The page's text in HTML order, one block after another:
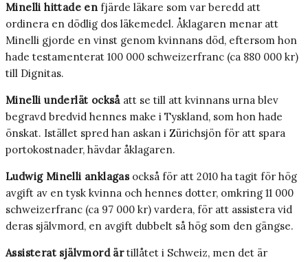
Minelli hittade en fjärde läkare som var beredd att
ordinera en dödlig dos läkemedel. Åklagaren menar att
Minelli gjorde en vinst genom kvinnans död, eftersom hon
hade testamenterat 100 000 schweizerfranc (ca 880 000 kr)
till Dignitas.
Minelli underlät ocksåatt se till att kvinnans urna blev
begravd bredvid hennes make i Tyskland, som hon hade
önskat. Istället spred han askan i Zürichsjön för att spara
portokostnader, hävdar åklagaren.
Ludwig Minelli anklagasockså för att 2010 ha tagit för hög
avgift av en tysk kvinna och hennes dotter, omkring 11 000
schweizerfranc (ca 97 000 kr) vardera, för att assistera vid
deras självmord, en avgift dubbelt så hög som den gängse.
Assisterat självmord ärtillåtet i Schweiz, men det är